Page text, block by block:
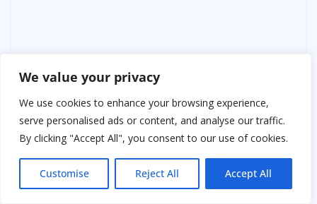
We value your privacy
We use cookies to enhance your browsing experience,
serve personalised ads or content, and analyse our traffic.
By clicking "Accept All", you consent to our use of cookies.
Customise Reject All Accept All